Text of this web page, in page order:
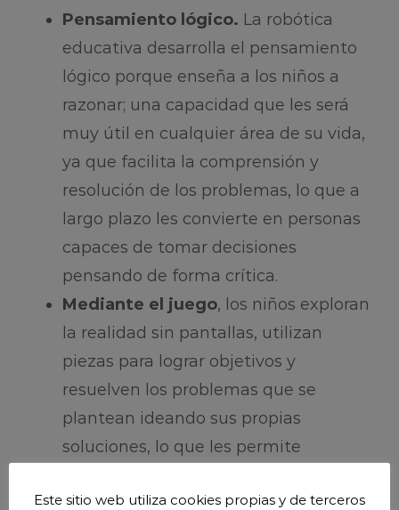
Pensamiento lógico. La robótica
educativa desarrolla el pensamiento
lógico porque enseña a los niños a
razonar; una capacidad que les será
muy útil en cualquier área de su vida,
ya que facilita la comprensión y
resolución de los problemas, lo que a
largo plazo les convierte en personas
capaces de tomar decisiones
pensando de forma crítica.
Mediante el juego, los niños exploran
la realidad sin pantallas, utilizan
piezas para lograr objetivos y
resuelven los problemas que se
plantean ideando sus propias
soluciones, lo que les permite
situación. ¡Imaginación al poder!
Este sitio web utiliza cookies propias y de terceros